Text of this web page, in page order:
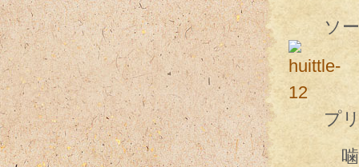
ソース
プリ
噛む